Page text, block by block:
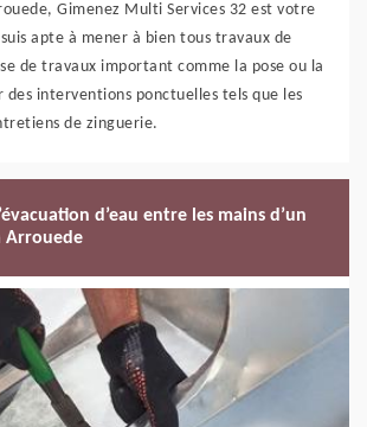
Gimenez Multi Services 32 est votre
apte à mener à bien tous travaux de
de travaux important comme la pose ou la
interventions ponctuelles tels que les
de zinguerie.
d’eau entre les mains d’un
Arrouede